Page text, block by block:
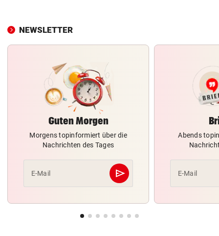
NEWSLETTER
Guten Morgen
Morgens topinformiert über die
Nachrichten des Tages
E-Mail send
Abschicken
Abends
E-Mail